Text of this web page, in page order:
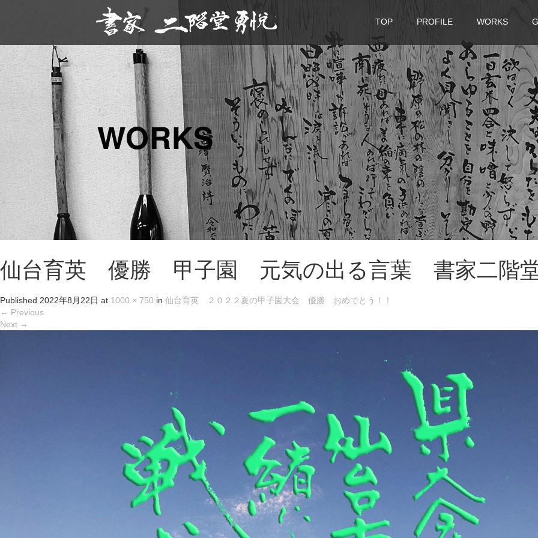
TOP PROFILE WORKS
WORKS
仙台育英 優勝 甲子園 元気の出る言葉 書家二階
Published 2022年8月22日 at 1000 × 750 in 仙台育英 ２０２２夏の甲子園大会 優勝 おめでとう！！
← Previous
Next →